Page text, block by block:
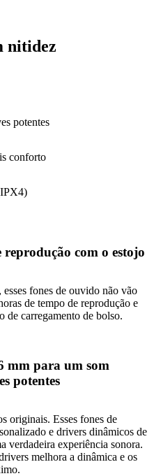
nitidez
potentes
conforto
reprodução com o estojo
fones de ouvido não vão
de tempo de reprodução e
de carregamento de bolso.
mm para um som
potentes
originais. Esses fones de
e drivers dinâmicos de
verdadeira experiência sonora.
melhora a dinâmica e os